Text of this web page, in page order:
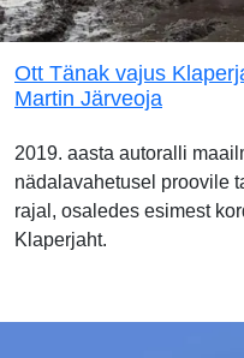
Ott Tänak vajus
Martin Järveoja
2019. aasta autoralli
nädalavahetusel proovile
rajal, osaledes esimest
Klaperjaht.